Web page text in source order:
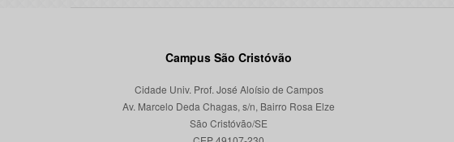
Campus São Cristóvão
Cidade Univ. Prof. José Aloísio de Campos
Av. Marcelo Deda Chagas, s/n, Bairro Rosa Elze
São Cristóvão/SE